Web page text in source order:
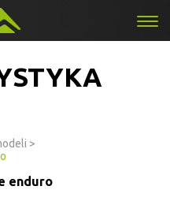
>
enduro